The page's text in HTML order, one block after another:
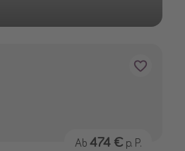
Ab 474 € p. P.